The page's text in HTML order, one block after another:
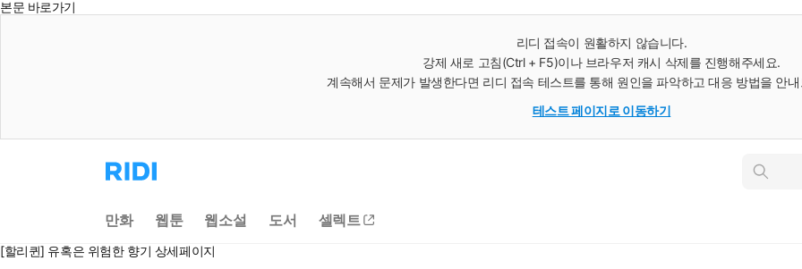
본문 바로가기
리디 접속이 원활하지 않습니다.
강제 새로 고침(Ctrl + F5)이나 브라우저 캐시 삭제를 진행해주세요.
계속해서 문제가 발생한다면 리디 접속 테스트를 통해 원인을 파악하고 대응 방법을 안
테스트 페이지로 이동하기
리
디
으
로
동
인
만화 웹툰 웹소설 도서 셀렉트
[할리퀸] 유혹은 위험한 향기 상세페이지